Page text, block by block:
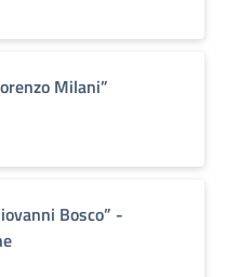
Milani”
Bosco” -